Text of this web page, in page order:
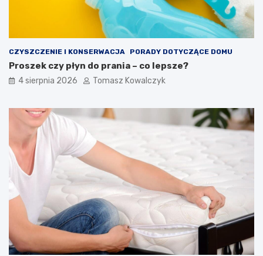
CZYSZCZENIE I KONSERWACJA PORADY DOTYCZĄCE DOMU
Proszek czy płyn do prania – co lepsze?
4 sierpnia 2026 Tomasz Kowalczyk